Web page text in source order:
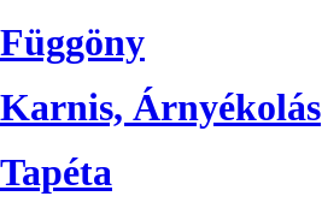
Függöny
Karnis, Árnyékolás
Tapéta